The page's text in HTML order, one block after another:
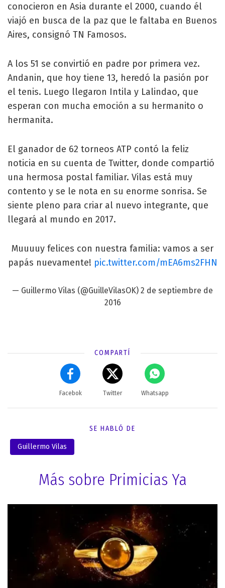
conocieron en Asia durante el 2000, cuando él
viajó en busca de la paz que le faltaba en Buenos
Aires, consignó TN Famosos.
A los 51 se convirtió en padre por primera vez.
Andanin, que hoy tiene 13, heredó la pasión por
el tenis. Luego llegaron Intila y Lalindao, que
esperan con mucha emoción a su hermanito o
hermanita.
El ganador de 62 torneos ATP contó la feliz
noticia en su cuenta de Twitter, donde compartió
una hermosa postal familiar. Vilas está muy
contento y se le nota en su enorme sonrisa. Se
siente pleno para criar al nuevo integrante, que
llegará al mundo en 2017.
Muuuuy felices con nuestra familia: vamos a ser
papás nuevamente! pic.twitter.com/mEA6ms2FHN
— Guillermo Vilas (@GuilleVilasOK) 2 de septiembre de
2016
COMPARTÍ
Facebok Twitter Whatsapp
SE HABLÓ DE
Guillermo Vilas
Más sobre Primicias Ya